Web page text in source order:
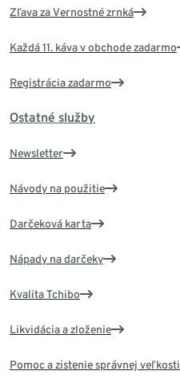
Zľava za Vernostné zrnká
Každá 11. káva v obchode zadarmo
Registrácia zadarmo
Ostatné služby
Newsletter
Návody na použitie
Darčeková karta
Nápady na darčeky
Kvalita Tchibo
Likvidácia a zloženie
Pomoc a zistenie správnej veľkosti